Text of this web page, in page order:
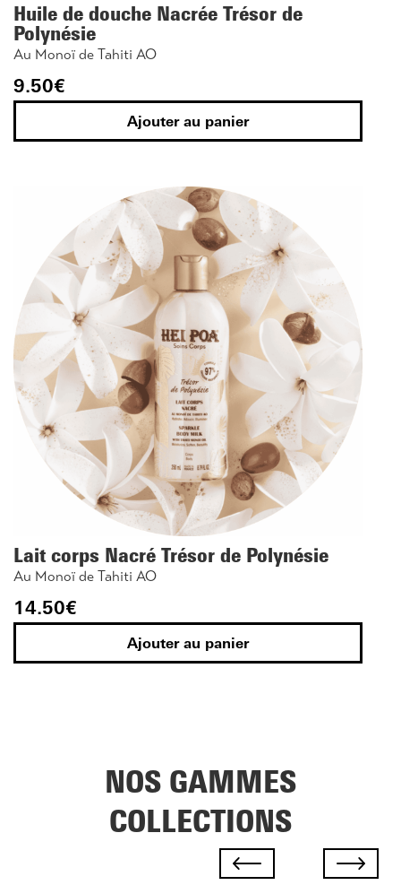
Huile de douche Nacrée Trésor de
Polynésie
Au Monoï de Tahiti AO
9.50€
Ajouter au panier
Lait corps Nacré Trésor de Polynésie
Au Monoï de Tahiti AO
14.50€
Ajouter au panier
NOS GAMMES
COLLECTIONS